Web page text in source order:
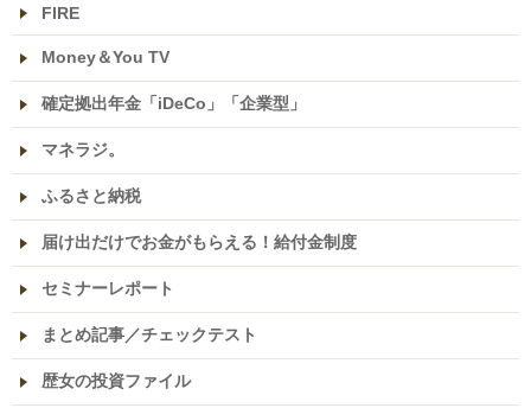
FIRE
Money＆You TV
確定拠出年金「iDeCo」「企業型」
マネラジ。
ふるさと納税
届け出だけでお金がもらえる！給付金制度
セミナーレポート
まとめ記事／チェックテスト
歴女の投資ファイル